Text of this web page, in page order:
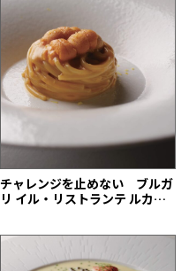
チャレンジを止めない ブルガ
リ イル・リストランテ ルカ・